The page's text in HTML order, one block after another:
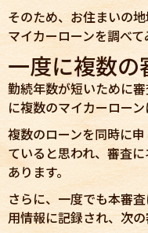
そのため、お住まいの
マイカーローンを調べて
一度に複数の
勤続年数が短いために
に複数のマイカーロー
複数のローンを同時に
ていると思われ、審査
あります。
さらに、一度でも本審
用情報に記録され、次の